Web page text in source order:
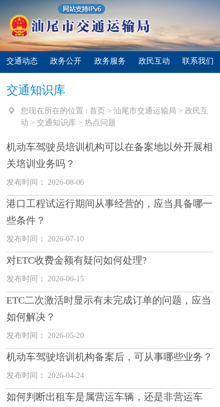
交通动态 政务公开 政务服务 政民互动 联系我们
交通知识库
您现在所在的位置 :首页 >汕尾市交通运输局 >政民互
动 >交通知识库 >热点问题
机动车驾驶员培训机构可以在备案地以外开展相
关培训业务吗？
发布时间： 2026-08-06
港口工程试运行期间从事经营的，应当具备哪一
些条件？
发布时间： 2026-07-10
对ETC收费金额有疑问如何处理?
发布时间： 2026-06-15
ETC二次激活时显示有未完成订单的问题，应当
如何解决？
发布时间： 2026-05-20
机动车驾驶培训机构备案后，可从事哪些业务？
发布时间： 2026-04-24
如何判断出租车是属营运车辆，还是非营运车